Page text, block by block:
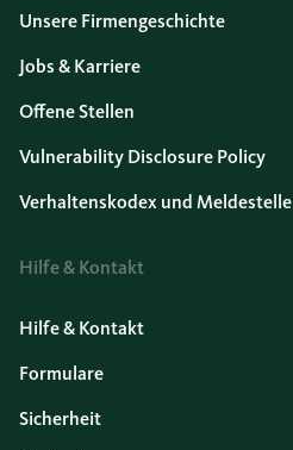
Unsere Firmengeschichte
Jobs & Karriere
Offene Stellen
Vulnerability Disclosure Policy
Verhaltenskodex und Meldestelle
Hilfe & Kontakt
Hilfe & Kontakt
Formulare
Sicherheit